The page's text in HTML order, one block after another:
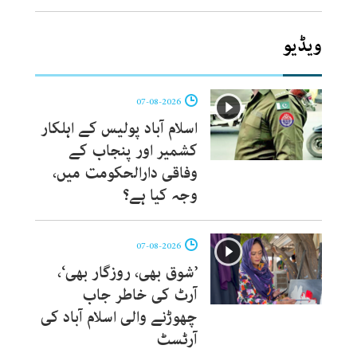
ویڈیو
اسلام آباد پولیس کے اہلکار
کشمیر اور پنجاب کے
وفاقی دارالحکومت میں،
وجہ کیا ہے؟
’شوق بھی، روزگار بھی‘،
آرٹ کی خاطر جاب
چھوڑنے والی اسلام آباد کی
آرٹسٹ